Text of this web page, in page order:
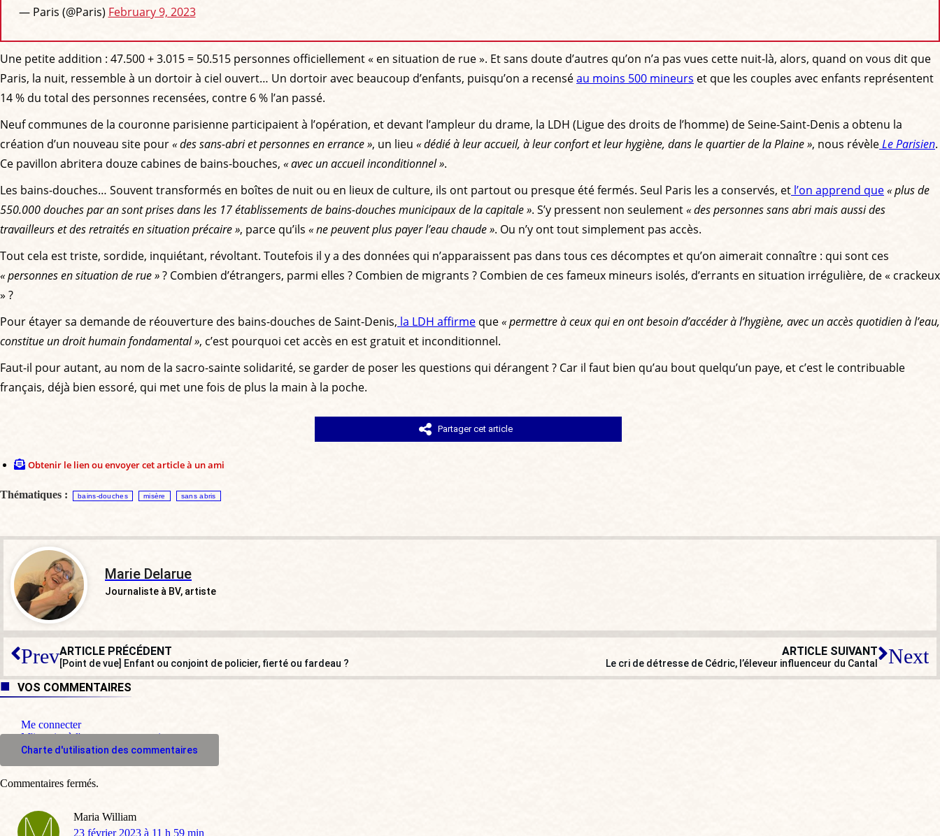
— Paris (@Paris) February 9, 2023
Une petite addition : 47.500 + 3.015 = 50.515 personnes officiellement « en situation de rue ». Et sans doute d’autres qu’on n’a pas vues cette nuit-là, alors, quand on vous dit que
Paris, la nuit, ressemble à un dortoir à ciel ouvert… Un dortoir avec beaucoup d’enfants, puisqu’on a recenséau moins 500 mineurs et que les couples avec enfants représentent
14 % du total des personnes recensées, contre 6 % l’an passé.
Neuf communes de la couronne parisienne participaient à l’opération, et devant l’ampleur du drame, la LDH (Ligue des droits de l’homme) de Seine-Saint-Denis a obtenu la
création d’un nouveau site pour« des sans-abri et personnes en errance », un lieu « dédié à leur accueil, à leur confort et leur hygiène, dans le quartier de la Plaine », nous révèleLe Parisien.
Ce pavillon abritera douze cabines de bains-bouches, « avec un accueil inconditionnel ».
Les bains-douches… Souvent transformés en boîtes de nuit ou en lieux de culture, ils ont partout ou presque été fermés. Seul Paris les a conservés, et l’on apprend que« plus de
550.000 douches par an sont prises dans les 17 établissements de bains-douches municipaux de la capitale ». S’y pressent non seulement« des personnes sans abri mais aussi des
travailleurs et des retraités en situation précaire », parce qu’ils « ne peuvent plus payer l’eau chaude ». Ou n’y ont tout simplement pas accès.
Tout cela est triste, sordide, inquiétant, révoltant. Toutefois il y a des données qui n’apparaissent pas dans tous ces décomptes et qu’on aimerait connaître : qui sont ces
« personnes en situation de rue »? Combien d’étrangers, parmi elles ? Combien de migrants ? Combien de ces fameux mineurs isolés, d’errants en situation irrégulière, de « crackeux
» ?
Pour étayer sa demande de réouverture des bains-douches de Saint-Denis, la LDH affirme que« permettre à ceux qui en ont besoin d’accéder à l’hygiène, avec un accès quotidien à l’eau,
constitue un droit humain fondamental », c’est pourquoi cet accès en est gratuit et inconditionnel.
Faut-il pour autant, au nom de la sacro-sainte solidarité, se garder de poser les questions qui dérangent ? Car il faut bien qu’au bout quelqu’un paye, et c’est le contribuable
français, déjà bien essoré, qui met une fois de plus la main à la poche.
Partager cet article
Obtenir le lien ou envoyer cet article à un ami
Thématiques : bains-douches misère sans abris
Marie Delarue
Journaliste à BV, artiste
PrevARTICLE PRÉCÉDENT
[Point de vue] Enfant ou conjoint de policier, fierté ou fardeau ?
ARTICLE SUIVANT
Le cri de détresse de Cédric, l’éleveur influenceur du Cantal Next
VOS COMMENTAIRES
Me connecter
M'inscrire à l'espace commentaire
Charte d'utilisation des commentaires
Maria William
dit
23 février 2023 à 11 h 59 min
Commentaires fermés.